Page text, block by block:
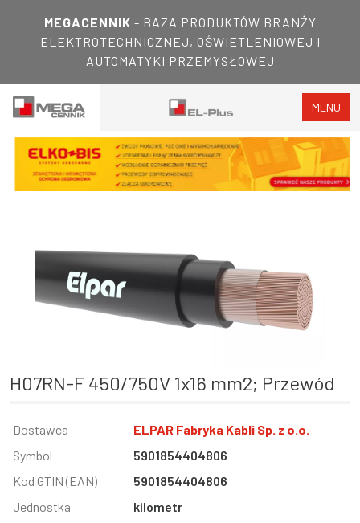
MEGACENNIK - BAZA PRODUKTÓW BRANŻY
ELEKTROTECHNICZNEJ, OŚWIETLENIOWEJ I
AUTOMATYKI PRZEMYSŁOWEJ
MENU
H07RN-F 450/750V 1x16 mm2; Przewód
Informacja
Wartość
Dostawca
ELPAR Fabryka Kabli Sp. z o.o.
Symbol
5901854404806
Kod GTIN (EAN)
5901854404806
Jednostka
kilometr